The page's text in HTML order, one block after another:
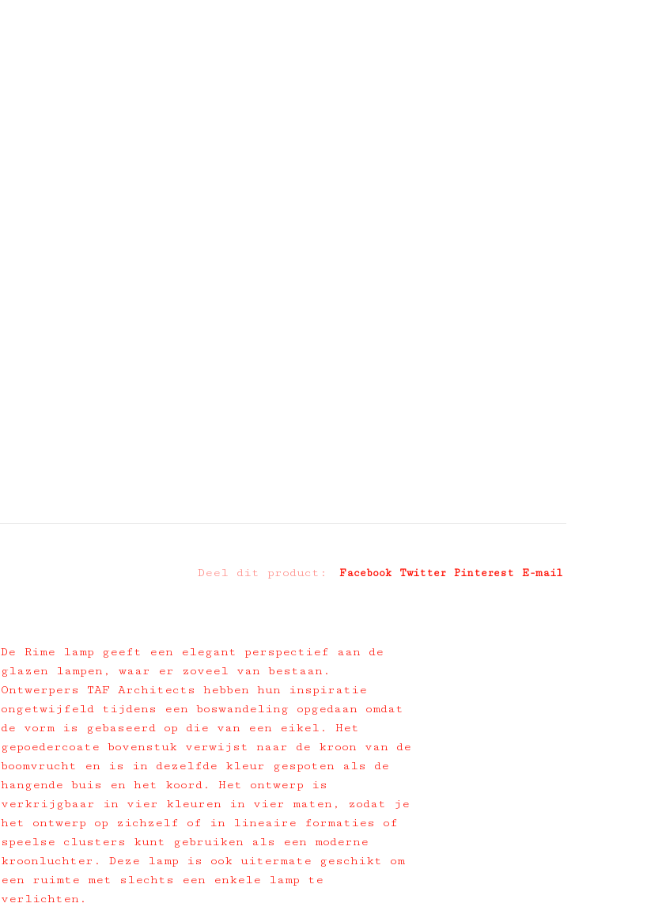
Deel dit product: Facebook Twitter Pinterest E-mail
De Rime lamp geeft een elegant perspectief aan de
glazen lampen, waar er zoveel van bestaan.
Ontwerpers TAF Architects hebben hun inspiratie
ongetwijfeld tijdens een boswandeling opgedaan omdat
de vorm is gebaseerd op die van een eikel. Het
gepoedercoate bovenstuk verwijst naar de kroon van de
boomvrucht en is in dezelfde kleur gespoten als de
hangende buis en het koord. Het ontwerp is
verkrijgbaar in vier kleuren in vier maten, zodat je
het ontwerp op zichzelf of in lineaire formaties of
speelse clusters kunt gebruiken als een moderne
kroonluchter. Deze lamp is ook uitermate geschikt om
een ruimte met slechts een enkele lamp te
verlichten.